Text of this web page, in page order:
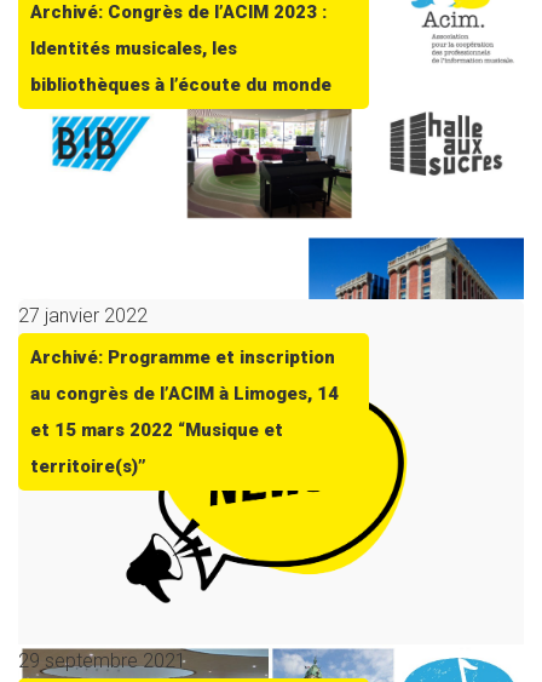
Archivé: Congrès de l’ACIM 2023 :
Identités musicales, les
bibliothèques à l’écoute du monde
27 janvier 2022
Archivé: Programme et inscription
au congrès de l’ACIM à Limoges, 14
et 15 mars 2022 “Musique et
territoire(s)”
29 septembre 2021